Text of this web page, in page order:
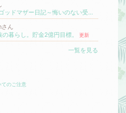
中学受験のゴッドマザー日記～悔いのない受験を目指して～
ん
暮らし。貯金2億円目標。
更新
一覧を見る
てのご注意